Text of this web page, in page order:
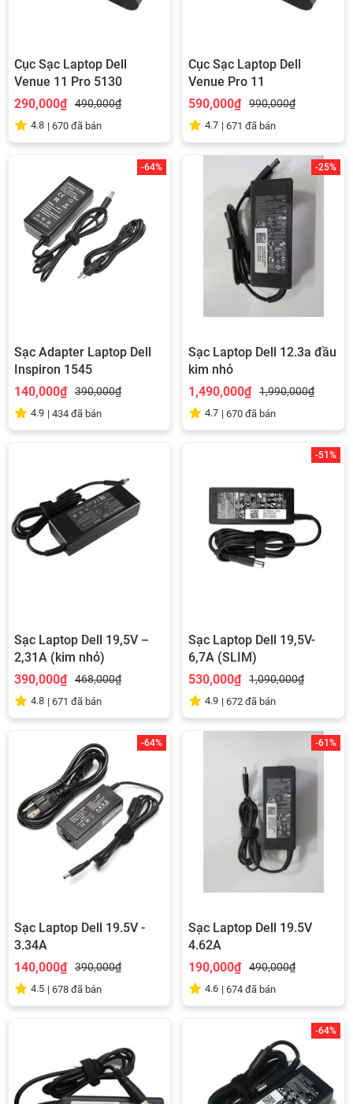
Cục Sạc Laptop Dell
Venue 11 Pro 5130
290,000₫
490,000₫
4.8 | 670 đã bán
Cục Sạc Laptop Dell
Venue Pro 11
590,000₫
990,000₫
4.7 | 671 đã bán
-64%
Sạc Adapter Laptop Dell
Inspiron 1545
140,000₫
390,000₫
4.9 | 434 đã bán
-25%
Sạc Laptop Dell 12.3a đầu
kim nhỏ
1,490,000₫
1,990,000₫
4.7 | 670 đã bán
Sạc Laptop Dell 19,5V –
2,31A (kim nhỏ)
390,000₫
468,000₫
4.8 | 671 đã bán
-51%
Sạc Laptop Dell 19,5V-
6,7A (SLIM)
530,000₫
1,090,000₫
4.9 | 672 đã bán
-64%
Sạc Laptop Dell 19.5V -
3.34A
140,000₫
390,000₫
4.5 | 678 đã bán
-61%
Sạc Laptop Dell 19.5V
4.62A
190,000₫
490,000₫
4.6 | 674 đã bán
-64%